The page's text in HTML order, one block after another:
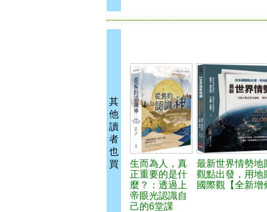
其
他
讀
者
也
買
生而為人，真
正重要的是什
麼？：透過上
帝眼光認識自
己的6堂課
最新世界情勢地
觀點出發，用地
國際觀【全新增